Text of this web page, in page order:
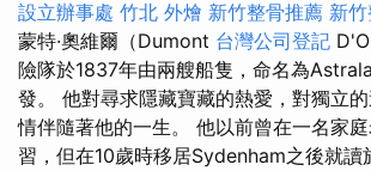
設立辦事處 竹北 外燴 新竹整骨推薦 新
蒙特·奧維爾（Dumont 台灣公司登記
險隊於1837年由兩艘船隻，命名為
發。 他對尋求隱藏寶藏的熱愛，對獨立
情伴隨著他的一生。 他以前曾在一名家
習，但在10歲時移居Sydenham之後就